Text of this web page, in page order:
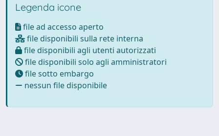
Legenda icone
file ad accesso aperto
file disponibili sulla rete interna
file disponibili agli utenti autorizzati
file disponibili solo agli amministratori
file sotto embargo
nessun file disponibile